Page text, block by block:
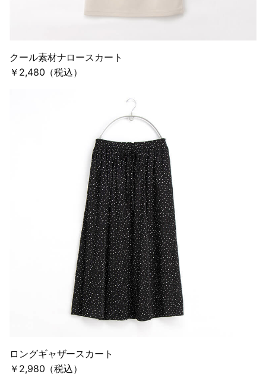
クール素材ナロースカート
￥2,480（税込）
ロングギャザースカート
￥2,980（税込）